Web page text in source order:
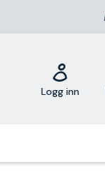
Logg inn